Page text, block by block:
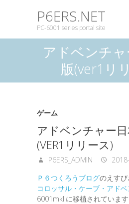
P6ERS.NET
PC-6001 series portal site
アドベンチ
版(ver1リ
ゲーム
アドベンチャー
(VER1リリース)
P6ERS_ADMIN
Ｐ６つくろうブログのえすび
コロッサル・ケーブ・アド
6001mkIIに移植されています